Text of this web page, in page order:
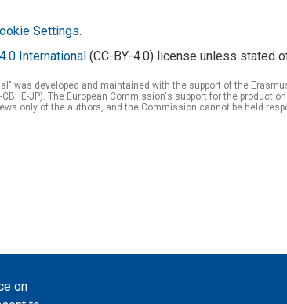
on
Settings.
International (CC-BY-4.0) license unless stated
was developed and maintained with the support of the
CBHE-JP). The European Commission's support for the
only of the authors, and the Commission cannot be held